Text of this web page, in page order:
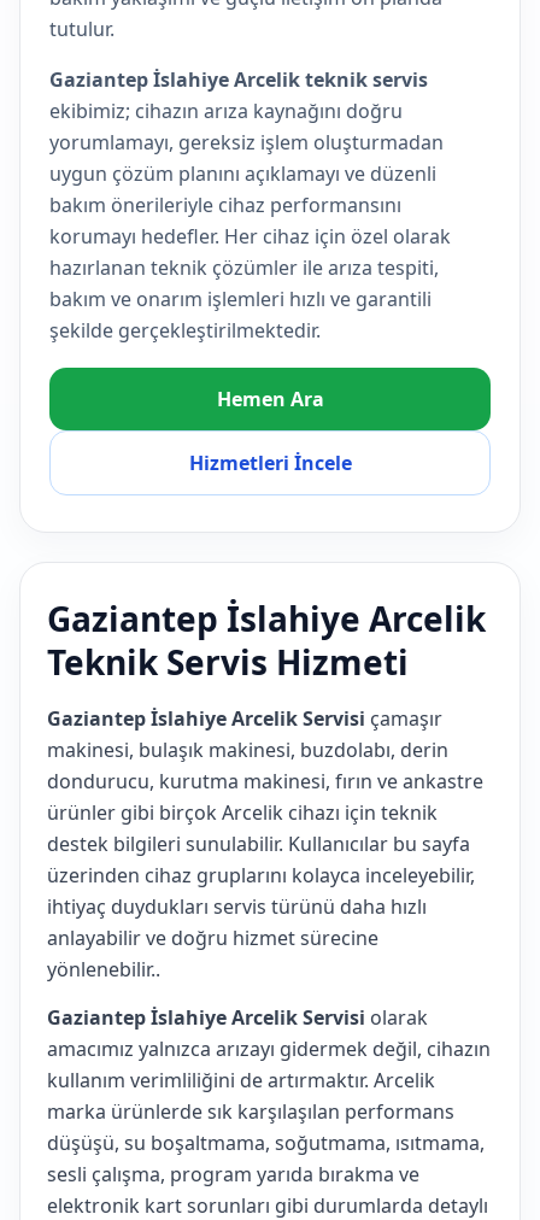
tutulur.
Gaziantep İslahiye Arcelik teknik servis
ekibimiz; cihazın arıza kaynağını doğru
yorumlamayı, gereksiz işlem oluşturmadan
uygun çözüm planını açıklamayı ve düzenli
bakım önerileriyle cihaz performansını
korumayı hedefler. Her cihaz için özel olarak
hazırlanan teknik çözümler ile arıza tespiti,
bakım ve onarım işlemleri hızlı ve garantili
şekilde gerçekleştirilmektedir.
Hemen Ara
Hizmetleri İncele
Gaziantep İslahiye Arcelik
Teknik Servis Hizmeti
Gaziantep İslahiye Arcelik Servisi çamaşır
makinesi, bulaşık makinesi, buzdolabı, derin
dondurucu, kurutma makinesi, fırın ve ankastre
ürünler gibi birçok Arcelik cihazı için teknik
destek bilgileri sunulabilir. Kullanıcılar bu sayfa
üzerinden cihaz gruplarını kolayca inceleyebilir,
ihtiyaç duydukları servis türünü daha hızlı
anlayabilir ve doğru hizmet sürecine
yönlenebilir..
Gaziantep İslahiye Arcelik Servisi olarak
amacımız yalnızca arızayı gidermek değil, cihazın
kullanım verimliliğini de artırmaktır. Arcelik
marka ürünlerde sık karşılaşılan performans
düşüşü, su boşaltmama, soğutmama, ısıtmama,
sesli çalışma, program yarıda bırakma ve
elektronik kart sorunları gibi durumlarda detaylı